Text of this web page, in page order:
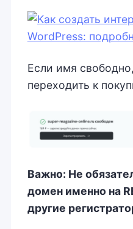
Если имя
переходить к
Важно: Не
домен именно на
другие